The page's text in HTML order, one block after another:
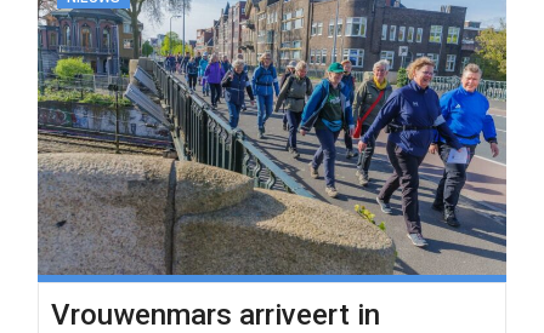
Vrouwenmars arriveert in